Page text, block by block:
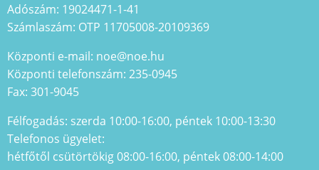
Adószám: 19024471-1-41
Számlaszám: OTP 11705008-20109369
Központi e-mail: noe@noe.hu
Központi telefonszám: 235-0945
Fax: 301-9045
Félfogadás: szerda 10:00-16:00, péntek 10:00-13:30
Telefonos ügyelet:
hétfőtől csütörtökig 08:00-16:00, péntek 08:00-14:00